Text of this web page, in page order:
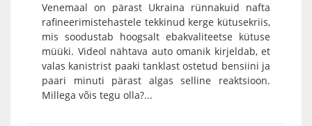
Venemaal on pärast Ukraina rünnakuid nafta
rafineerimistehastele tekkinud kerge kütusekriis,
mis soodustab hoogsalt ebakvaliteetse kütuse
müüki. Videol nähtava auto omanik kirjeldab, et
valas kanistrist paaki tanklast ostetud bensiini ja
paari minuti pärast algas selline reaktsioon.
Millega võis tegu olla?...